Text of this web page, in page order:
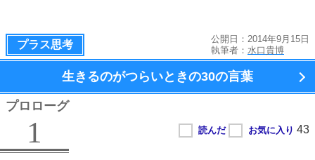
プラス思考
公開日：2014年9月15日
執筆者： 水口貴博
生きるのがつらいときの30の言葉
プロローグ
1